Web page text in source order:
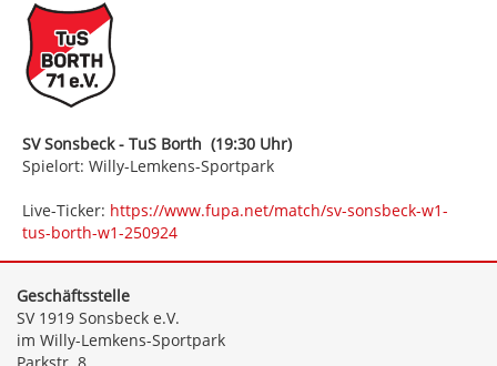
SV Sonsbeck - TuS Borth (19:30 Uhr)
Spielort: Willy-Lemkens-Sportpark
Live-Ticker: https://www.fupa.net/match/sv-sonsbeck-w1-
tus-borth-w1-250924
Geschäftsstelle
SV 1919 Sonsbeck e.V.
im Willy-Lemkens-Sportpark
Parkstr. 8